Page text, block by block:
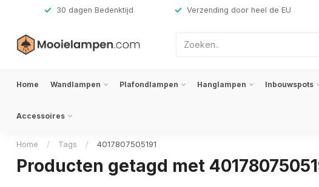
30 dagen Bedenktijd Verzending door heel de EU
Home Wandlampen Plafondlampen Hanglampen Inbouwspots
Accessoires
Home / Tags / 4017807505191
Producten getagd met